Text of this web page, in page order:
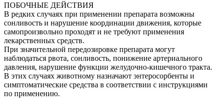
ПОБОЧНЫЕ ДЕЙСТВИЯ
В редких случаях при применении препарата возможны
сонливость и нарушение координации движения, которые
самопроизвольно проходят и не требуют применения
лекарственных средств.
При значительной передозировке препарата могут
наблюдаться рвота, сонливость, понижение артериального
давления, нарушение функции желудочно-кишечного тракта.
В этих случаях животному назначают энтеросорбенты и
симптоматические средства в соответствии с инструкциями
по применению.